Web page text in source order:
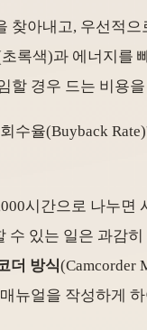
찾아내고, 우선적으
록색)과 에너지를
할 경우 드는 비용
수율(Buyback
시간으로 나누
수 있는 일은 과감
더 방식(Camcorder
뉴얼을 작성하게